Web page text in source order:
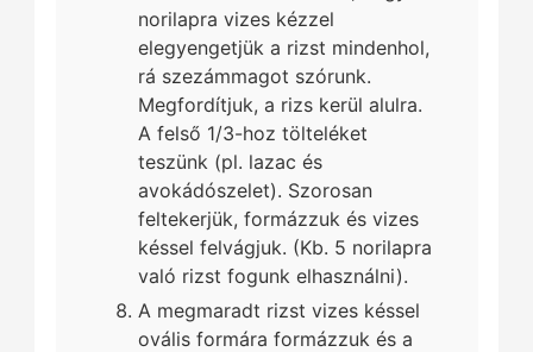
norilapra vizes kézzel
elegyengetjük a rizst mindenhol,
rá szezámmagot szórunk.
Megfordítjuk, a rizs kerül alulra.
A felső 1/3-hoz tölteléket
teszünk (pl. lazac és
avokádószelet). Szorosan
feltekerjük, formázzuk és vizes
késsel felvágjuk. (Kb. 5 norilapra
való rizst fogunk elhasználni).
A megmaradt rizst vizes késsel
ovális formára formázzuk és a